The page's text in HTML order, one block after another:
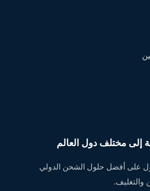
إلى مختلف دول العالم
على أفضل حلول الشحن الدولي
والتغليف.